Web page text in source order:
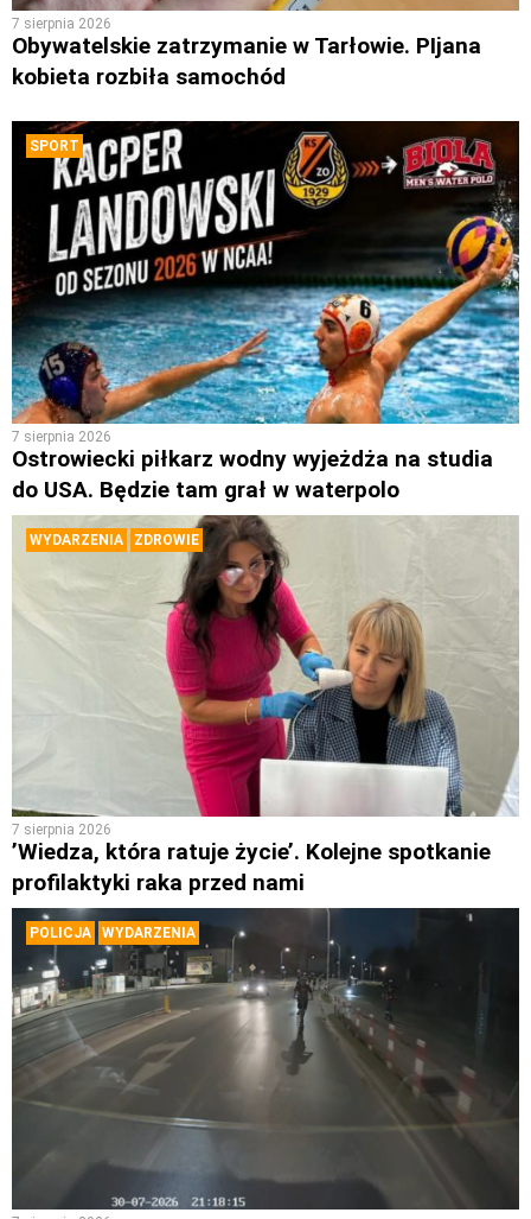
7 sierpnia 2026
Obywatelskie zatrzymanie w Tarłowie. PIjana
kobieta rozbiła samochód
SPORT
7 sierpnia 2026
Ostrowiecki piłkarz wodny wyjeżdża na studia
do USA. Będzie tam grał w waterpolo
WYDARZENIA ZDROWIE
7 sierpnia 2026
’Wiedza, która ratuje życie’. Kolejne spotkanie
profilaktyki raka przed nami
POLICJA WYDARZENIA